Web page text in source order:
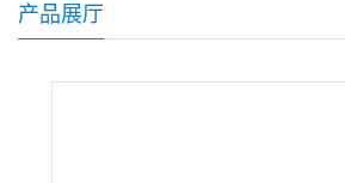
产品展厅